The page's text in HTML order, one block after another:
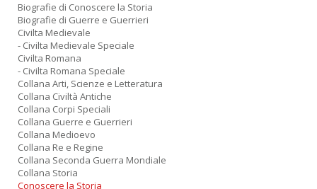
Biografie di Conoscere la Storia
Biografie di Guerre e Guerrieri
Civilta Medievale
- Civilta Medievale Speciale
Civilta Romana
- Civilta Romana Speciale
Collana Arti, Scienze e Letteratura
Collana Civiltà Antiche
Collana Corpi Speciali
Collana Guerre e Guerrieri
Collana Medioevo
Collana Re e Regine
Collana Seconda Guerra Mondiale
Collana Storia
Conoscere la Storia